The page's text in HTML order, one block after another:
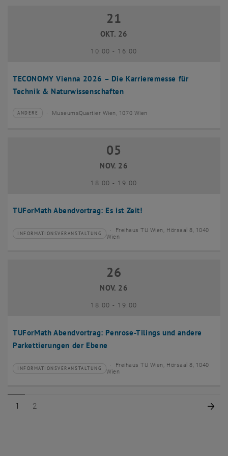
TECONOMY Vienna 2026 – Die Karrieremesse für
Technik & Naturwissenschaften
21 Oktober 2026
21
OKT. 26
10:00- bis
16:00
Veranstaltungstyp:
ANDERE
Veranstaltungsort:MuseumsQuartier Wien, 1070 Wien
TUForMath Abendvortrag: Es ist Zeit!
05 November 2026
05
NOV. 26
18:00- bis
19:00
Veranstaltungstyp:
INFORMATIONSVERANSTALTUNG
Veranstaltungsort:
Freihaus TU Wien, Hörsaal 8, 1040
Wien
TUForMath Abendvortrag: Penrose-Tilings und andere
Parkettierungen der Ebene
26 November 2026
26
NOV. 26
18:00- bis
19:00
Veranstaltungstyp:
INFORMATIONSVERANSTALTUNG
Veranstaltungsort:
Freihaus TU Wien, Hörsaal 8, 1040
Wien
Seite 1 von 2
1 Seite 2 von 2
2